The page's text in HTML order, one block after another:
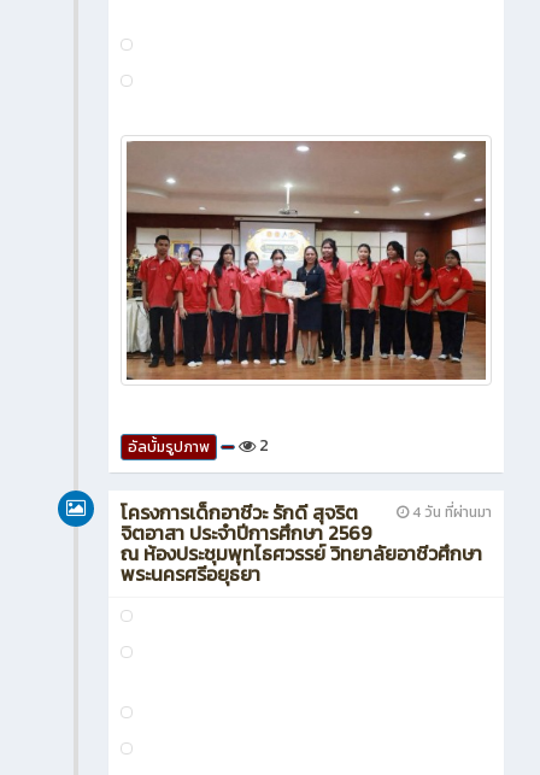
อัลบั้มรูปภาพ 2
4 วัน ที่ผ่านมา
โครงการเด็กอาชีวะ รักดี สุจริต
จิตอาสา ประจำปีการศึกษา 2569
ณ ห้องประชุมพุทไธศวรรย์ วิทยาลัยอาชีวศึกษา
พระนครศรีอยุธยา